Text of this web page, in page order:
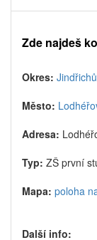
Zde najdeš
Okres:
Město:
Adresa:
Typ: ZŠ první
Mapa: poloha
Další info: